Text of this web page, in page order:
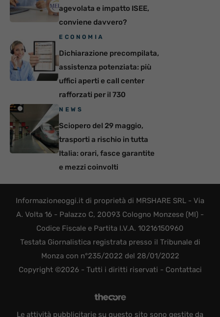
agevolata e impatto ISEE,
conviene davvero?
ECONOMIA
Dichiarazione precompilata,
assistenza potenziata: più
uffici aperti e call center
rafforzati per il 730
NEWS
Sciopero del 29 maggio,
trasporti a rischio in tutta
Italia: orari, fasce garantite
e mezzi coinvolti
Informazioneoggi.it di proprietà di MRSHARE SRL - Via
A. Volta 16 - Palazzo C, 20093 Cologno Monzese (MI) -
Codice Fiscale e Partita I.V.A. 10216150960
Testata Giornalistica registrata presso il Tribunale di
Monza con n°235/2022 del 28/01/2022
Copyright ©2026 - Tutti i diritti riservati - Contattaci
Le attività pubblicitarie su questo sito sono gestite da